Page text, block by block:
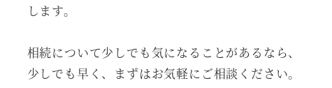
します。
相続について少しでも気になることがあるなら、
少しでも早く、まずはお気軽にご相談ください。